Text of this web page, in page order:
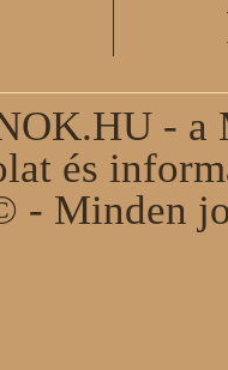
- a
és
- Minden